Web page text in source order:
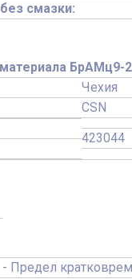
смазки:
БрАМц9-2
Чехия
CSN
423044
- Предел